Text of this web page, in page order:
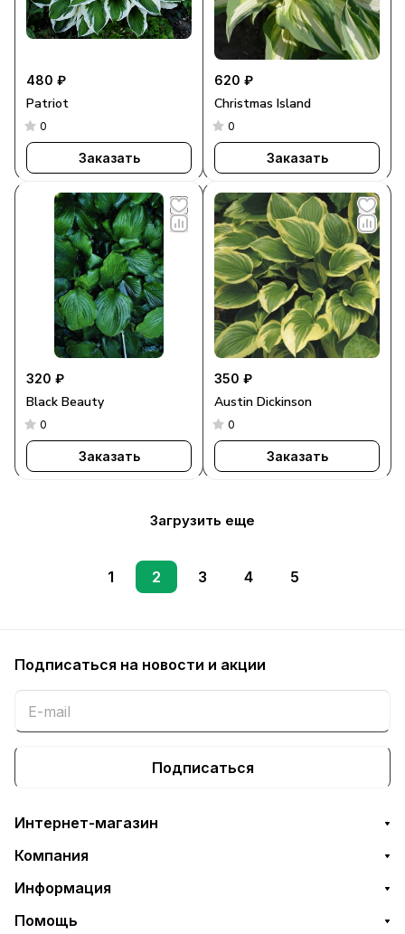
480 ₽
Patriot
0
Заказать
620 ₽
Christmas Island
0
Заказать
320 ₽
Black Beauty
0
Заказать
350 ₽
Austin Dickinson
0
Заказать
Загрузить еще
1 2 3 4 5
Подписаться на новости и акции
Подписаться
Интернет-магазин
Компания
Информация
Помощь